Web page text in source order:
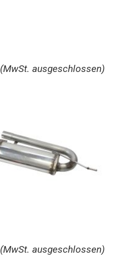
(MwSt. ausgeschlossen)
(MwSt. ausgeschlossen)